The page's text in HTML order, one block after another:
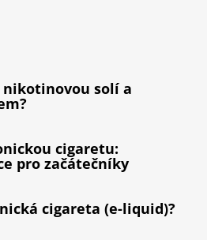
nikotinovou solí a
cigaretu:
pro začátečníky
cigareta (e-liquid)?